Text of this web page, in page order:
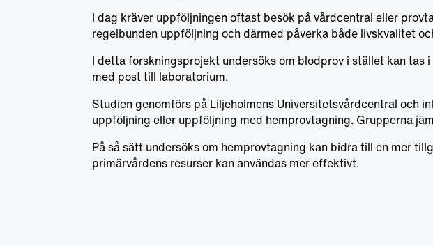
I dag kräver uppföljningen oftast besök på vårdcentral eller
regelbunden uppföljning och därmed påverka både livskvalitet
I detta forskningsprojekt undersöks om blodprov i stället kan
med post till laboratorium.
Studien genomförs på Liljeholmens Universitetsvårdcentral och
uppföljning eller uppföljning med hemprovtagning. Grupperna
På så sätt undersöks om hemprovtagning kan bidra till en mer
primärvårdens resurser kan användas mer effektivt.